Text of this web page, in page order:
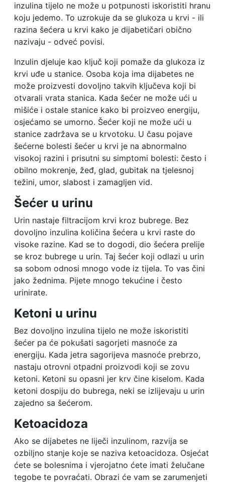
inzulina tijelo ne može u potpunosti iskoristiti hranu
koju jedemo. To uzrokuje da se glukoza u krvi - ili
razina šećera u krvi kako je dijabetičari obično
nazivaju - odveć povisi.
Inzulin djeluje kao ključ koji pomaže da glukoza iz
krvi uđe u stanice. Osoba koja ima dijabetes ne
može proizvesti dovoljno takvih ključeva koji bi
otvarali vrata stanica. Kada šećer ne može ući u
mišiće i ostale stanice kako bi proizveo energiju,
osjećamo se umorno. Šećer koji ne može ući u
stanice zadržava se u krvotoku. U času pojave
šećerne bolesti šećer u krvi je na abnormalno
visokoj razini i prisutni su simptomi bolesti: često i
obilno mokrenje, žeđ, glad, gubitak na tjelesnoj
težini, umor, slabost i zamagljen vid.
Šećer u urinu
Urin nastaje filtracijom krvi kroz bubrege. Bez
dovoljno inzulina količina šećera u krvi raste do
visoke razine. Kad se to dogodi, dio šećera prelije
se kroz bubrege u urin. Taj šećer koji odlazi u urin
sa sobom odnosi mnogo vode iz tijela. To vas čini
jako žednima. Pijete mnogo tekućine i često
urinirate.
Ketoni u urinu
Bez dovoljno inzulina tijelo ne može iskoristiti
šećer pa će pokušati sagorjeti masnoće za
energiju. Kada jetra sagorijeva masnoće prebrzo,
nastaju otrovni otpadni proizvodi koji se zovu
ketoni. Ketoni su opasni jer krv čine kiselom. Kada
ketoni dospiju do bubrega, neki se izlijevaju u urin
zajedno sa šećerom.
Ketoacidoza
Ako se dijabetes ne liječi inzulinom, razvija se
ozbiljno stanje koje se naziva ketoacidoza. Osjećat
ćete se bolesnima i vjerojatno ćete imati želučane
tegobe te povraćati. Obrazi će vam se zarumenjeti